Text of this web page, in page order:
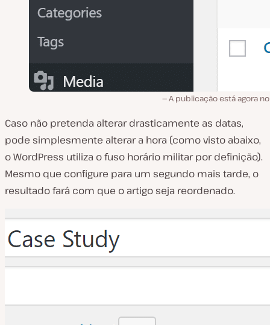
A publicação está agora
Caso não pretenda alterar drasticamente as datas,
pode simplesmente alterar a hora (como visto abaixo,
o WordPress utiliza o fuso horário militar por definição).
Mesmo que configure para um segundo mais tarde, o
resultado fará com que o artigo seja reordenado.